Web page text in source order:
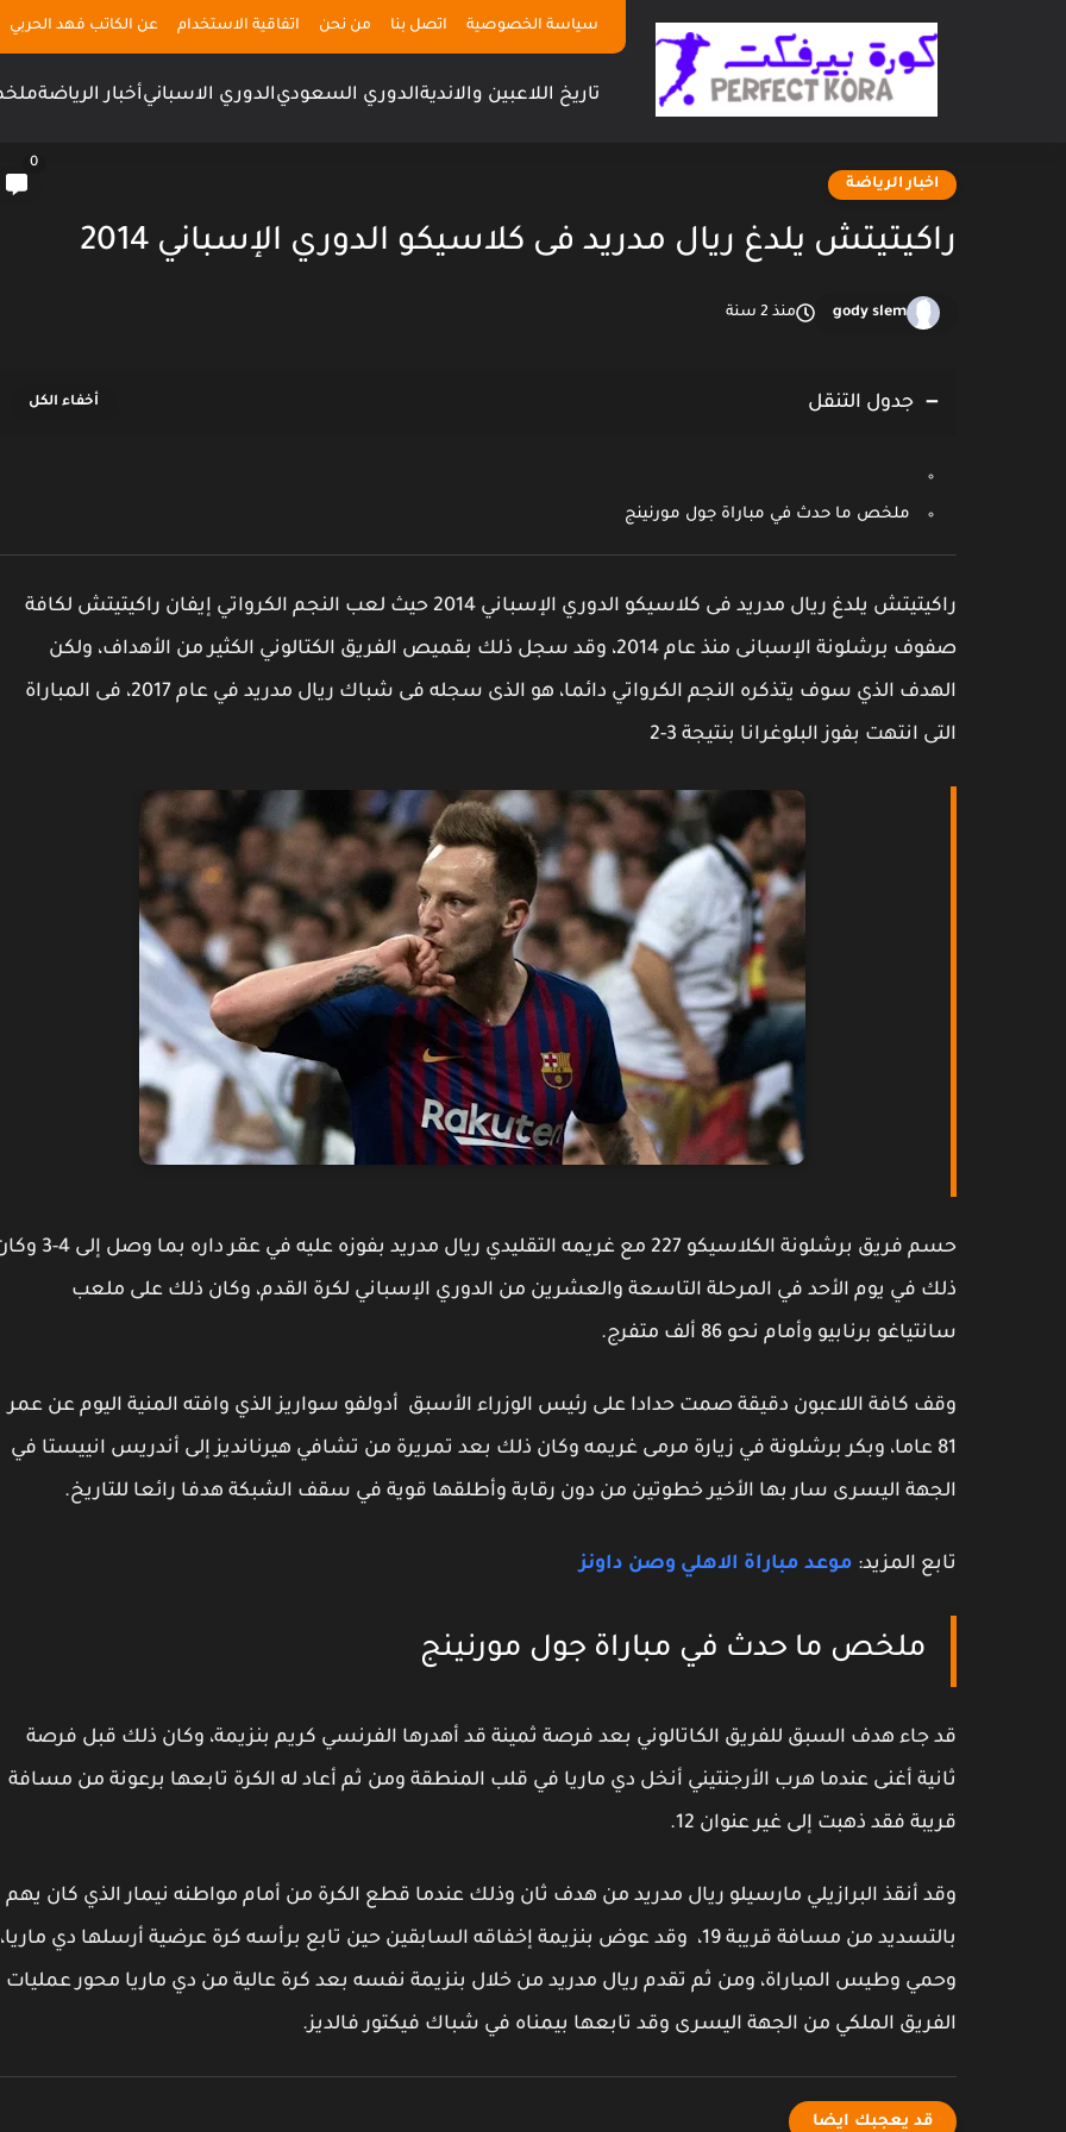
سياسة الخصوصية اتصل بنا من نحن اتفاقية الاستخدام عن الكاتب فهد الحربي
تاريخ اللاعبين والانديةالدوري السعوديالدوري الاسبانيأخبار الرياضة
اخبار الرياضة
0
راكيتيتش يلدغ ريال مدريد فى كلاسيكو الدوري الإسباني 2014
gody slem منذ 2 سنة
جدول التنقل
ملخص ما حدث في مباراة جول مورنينج
راكيتيتش يلدغ ريال مدريد فى كلاسيكو الدوري الإسباني 2014 حيث لعب النجم الكرواتي إيفان راكيتيتش لكافة
صفوف برشلونة الإسبانى منذ عام 2014، وقد سجل ذلك بقميص الفريق الكتالوني الكثير من الأهداف، ولكن
الهدف الذي سوف يتذكره النجم الكرواتي دائما، هو الذى سجله فى شباك ريال مدريد في عام 2017، فى المباراة
التى انتهت بفوز البلوغرانا بنتيجة 3-2
حسم فريق برشلونة الكلاسيكو 227 مع غريمه التقليدي ريال مدريد بفوزه عليه في عقر
ذلك في يوم الأحد في المرحلة التاسعة والعشرين من الدوري الإسباني لكرة القدم، وكان ذلك على ملعب
سانتياغو برنابيو وأمام نحو 86 ألف متفرج.
وقف كافة اللاعبون دقيقة صمت حدادا على رئيس الوزراء الأسبق أدولفو سواريز الذي وافته المنية اليوم عن عمر
81 عاما، وبكر برشلونة في زيارة مرمى غريمه وكان ذلك بعد تمريرة من تشافي هيرنانديز إلى أندريس انييستا في
الجهة اليسرى سار بها الأخير خطوتين من دون رقابة وأطلقها قوية في سقف الشبكة هدفا رائعا للتاريخ.
تابع المزيد: موعد مباراة الاهلي وصن داونز
ملخص ما حدث في مباراة جول مورنينج
قد جاء هدف السبق للفريق الكاتالوني بعد فرصة ثمينة قد أهدرها الفرنسي كريم بنزيمة، وكان ذلك قبل فرصة
ثانية أغنى عندما هرب الأرجنتيني أنخل دي ماريا في قلب المنطقة ومن ثم أعاد له الكرة تابعها برعونة من مسافة
قريبة فقد ذهبت إلى غير عنوان 12.
وقد أنقذ البرازيلي مارسيلو ريال مدريد من هدف ثان وذلك عندما قطع الكرة من أمام مواطنه نيمار الذي كان يهم
بالتسديد من مسافة قريبة 19، وقد عوض بنزيمة إخفاقه السابقين حين تابع برأسه كرة عرضية أرسلها دي ماريا،
وحمي وطيس المباراة، ومن ثم تقدم ريال مدريد من خلال بنزيمة نفسه بعد كرة عالية من دي ماريا محور عمليات
الفريق الملكي من الجهة اليسرى وقد تابعها بيمناه في شباك فيكتور فالديز.
قد يعجبك ايضا